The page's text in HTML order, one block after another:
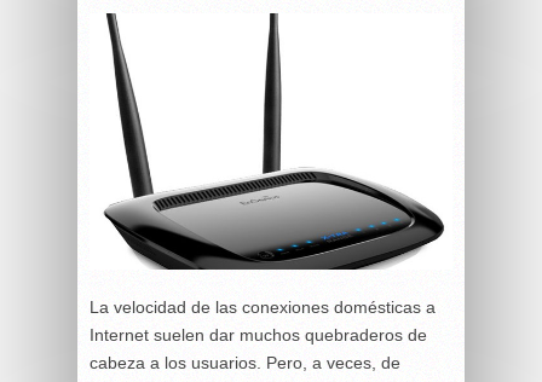
La velocidad de las conexiones domésticas a
Internet suelen dar muchos quebraderos de
cabeza a los usuarios. Pero, a veces, de